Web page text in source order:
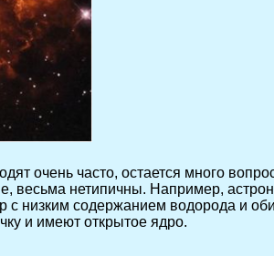
очень часто, остается много
весьма нетипичны. Например,
низким содержанием водорода и
и имеют открытое ядро.